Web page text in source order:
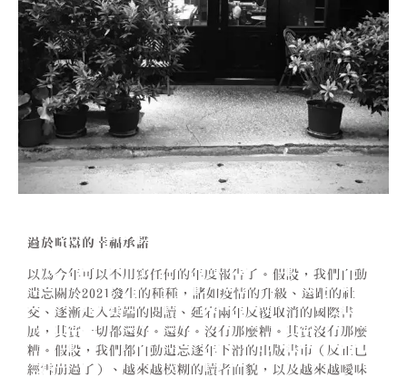
過於喧囂的幸福承諾
以為今年可以不用寫任何的年度報告了。假設，我們自動
遺忘關於2021發生的種種，諸如疫情的升級、遠距的社
交、逐漸走入雲端的閱讀、延宕兩年反覆取消的國際書
展，其實一切都還好。還好。沒有那麼糟。其實沒有那麼
糟。假設，我們都自動遺忘逐年下滑的出版書市（反正已
經雪崩過了）、越來越模糊的讀者面貌，以及越來越曖昧